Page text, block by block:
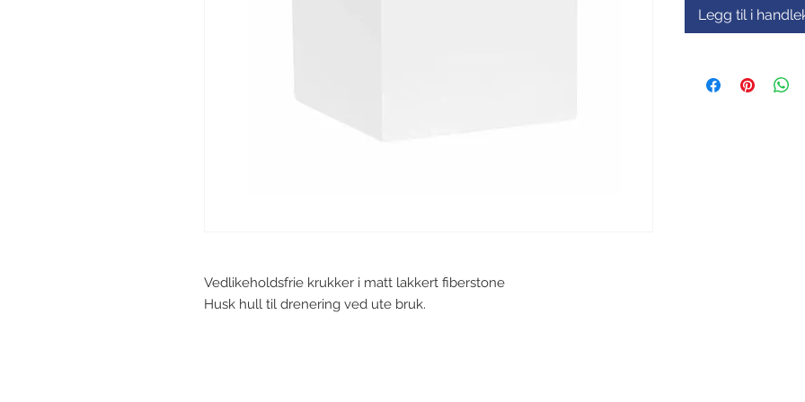
Vedlikeholdsfrie krukker i matt lakkert fiberstone
Husk hull til drenering ved ute bruk.
Legg til i